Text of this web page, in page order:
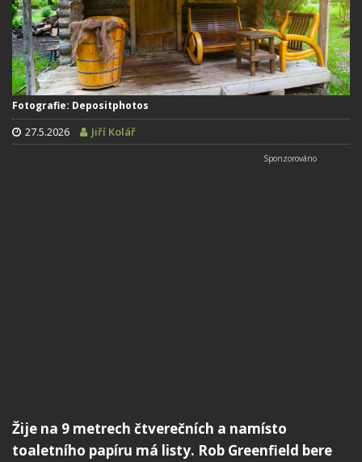
Fotografie: Depositphotos
27.5.2026 Jiří Kolář
Žije na 9 metrech čtverečních a namísto
toaletního papíru má listy. Rob Greenfield bere